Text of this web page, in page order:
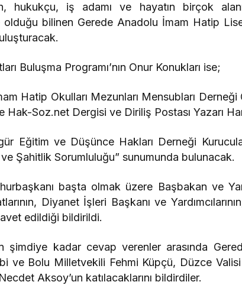
hukukçu, iş adamı ve hayatın birçok
bilinen Gerede Anadolu İmam Hatip
Buluşma Programı’nın Onur Konukları ise;
Hatip Okulları Mezunları Mensubları Derneği
Hak-Soz.net Dergisi ve Diriliş Postası Yazarı
Eğitim ve Düşünce Hakları Derneği
Şahitlik Sorumluluğu” sunumunda bulunacak.
başta olmak üzere Başbakan ve
Diyanet İşleri Başkanı ve
edildiği bildirildi.
şimdiye kadar cevap verenler arasında
ve Bolu Milletvekili Fehmi Küpçü, Düzce
Aksoy’un katılacaklarını bildirdiler.